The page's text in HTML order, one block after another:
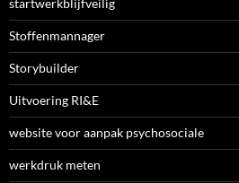
Stoffenmannager
Storybuilder
Uitvoering RI&E
website voor aanpak psychosociale
werkdruk meten